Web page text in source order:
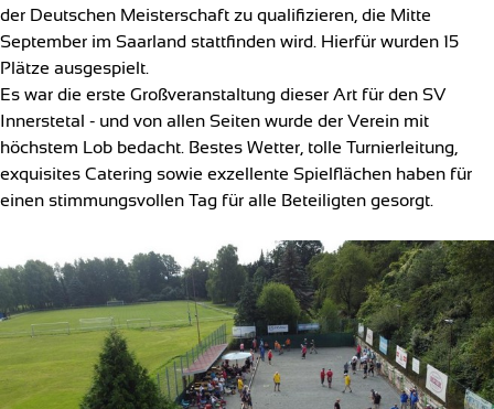
der Deutschen Meisterschaft zu qualifizieren, die Mitte
September im Saarland stattfinden wird. Hierfür wurden 15
Plätze ausgespielt.
Es war die erste Großveranstaltung dieser Art für den SV
Innerstetal - und von allen Seiten wurde der Verein mit
höchstem Lob bedacht. Bestes Wetter, tolle Turnierleitung,
exquisites Catering sowie exzellente Spielflächen haben für
einen stimmungsvollen Tag für alle Beteiligten gesorgt.